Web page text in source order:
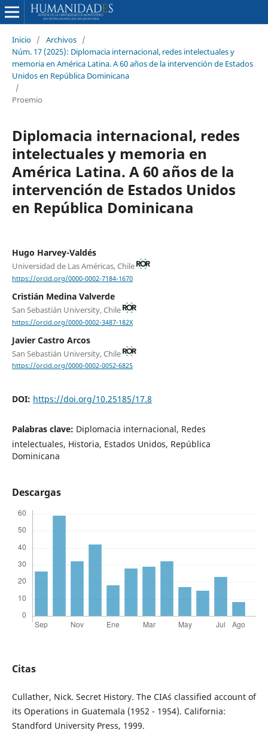
Inicio / Archivos /
Núm. 17 (2025): Diplomacia internacional, redes intelectuales y
memoria en América Latina. A 60 años de la intervención de Estados
Unidos en República Dominicana
/
Proemio
Diplomacia internacional, redes
intelectuales y memoria en
América Latina. A 60 años de la
intervención de Estados Unidos
en República Dominicana
Hugo Harvey-Valdés
Universidad de Las Américas, Chile
https://orcid.org/0000-0002-7184-1670
Cristián Medina Valverde
San Sebastián University, Chile
https://orcid.org/0000-0002-3487-182X
Javier Castro Arcos
San Sebastián University, Chile
https://orcid.org/0000-0002-0052-6825
DOI: https://doi.org/10.25185/17.8
Palabras clave: Diplomacia internacional, Redes
intelectuales, Historia, Estados Unidos, República
Dominicana
Descargas
Citas
Cullather, Nick. Secret History. The CIA´s classified account of
its Operations in Guatemala (1952 - 1954). California:
Standford University Press, 1999.